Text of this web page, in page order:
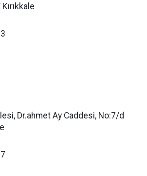
Dr.ahmet Ay Caddesi, No:7/d